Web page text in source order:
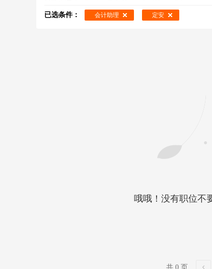
已选条件： 会计助理 定安
哦哦！没有职位不
共 0 页